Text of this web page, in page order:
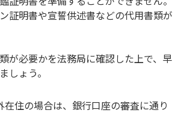
証明書や宣誓供述書などの代用書類が
が必要かを法務局に確認した上で、早
しょう。
在住の場合は、銀行口座の審査に通り